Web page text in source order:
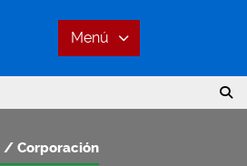
Menú
Corporación